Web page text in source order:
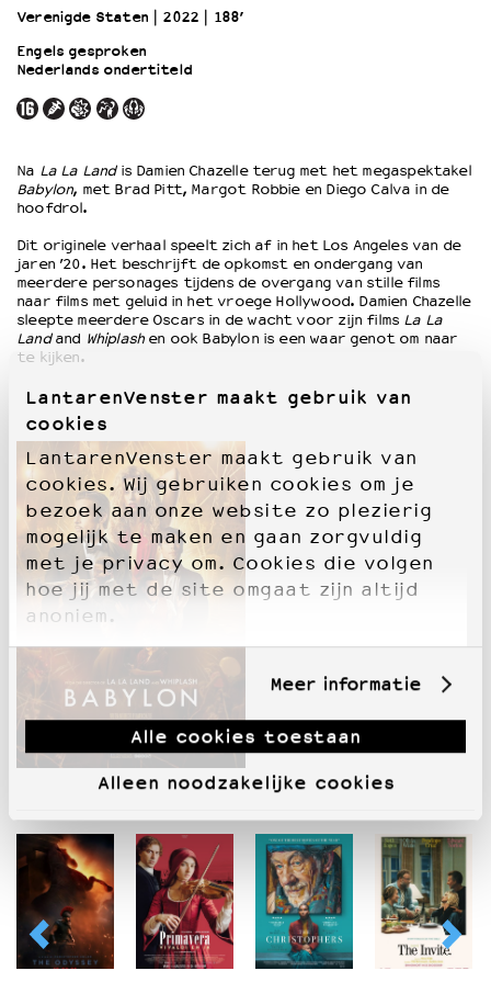
LantarenVenster maakt gebruik van
cookies
LantarenVenster maakt gebruik van
cookies. Wij gebruiken cookies om je
bezoek aan onze website zo plezierig
mogelijk te maken en gaan zorgvuldig
met je privacy om. Cookies die volgen
hoe jij met de site omgaat zijn altijd
anoniem.
Meer informatie
Alle cookies toestaan
Alleen noodzakelijke cookies
OVER LANTARENVENSTER
Werken bij
Word vriend
Historie
Partners
Huisregels
Privacyverklaring
Integriteits- en gedragscode
Duurzaamheid
Culturele boycot Israël
Verenigde Staten
2022
188’
Engels gesproken
Nederlands ondertiteld
Na La La Landis Damien Chazelle terug met het megaspektakel
Babylon, met Brad Pitt, Margot Robbie en Diego Calva in de
hoofdrol.
Dit originele verhaal speelt zich af in het Los Angeles van de
jaren ’20. Het beschrijft de opkomst en ondergang van
meerdere personages tijdens de overgang van stille films
naar films met geluid in het vroege Hollywood. Damien Chazelle
sleepte meerdere Oscars in de wacht voor zijn films La La
Landand Whiplashen ook Babylon is een waar genot om naar
te kijken.